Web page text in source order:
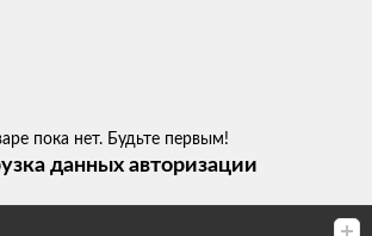
пока нет. Будьте первым!
данных авторизации